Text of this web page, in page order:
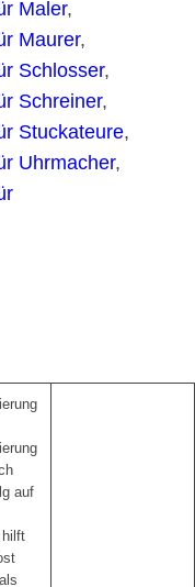
Maler,
Maurer,
Schlosser,
Schreiner,
Stuckateure,
Uhrmacher,
auf
hilft